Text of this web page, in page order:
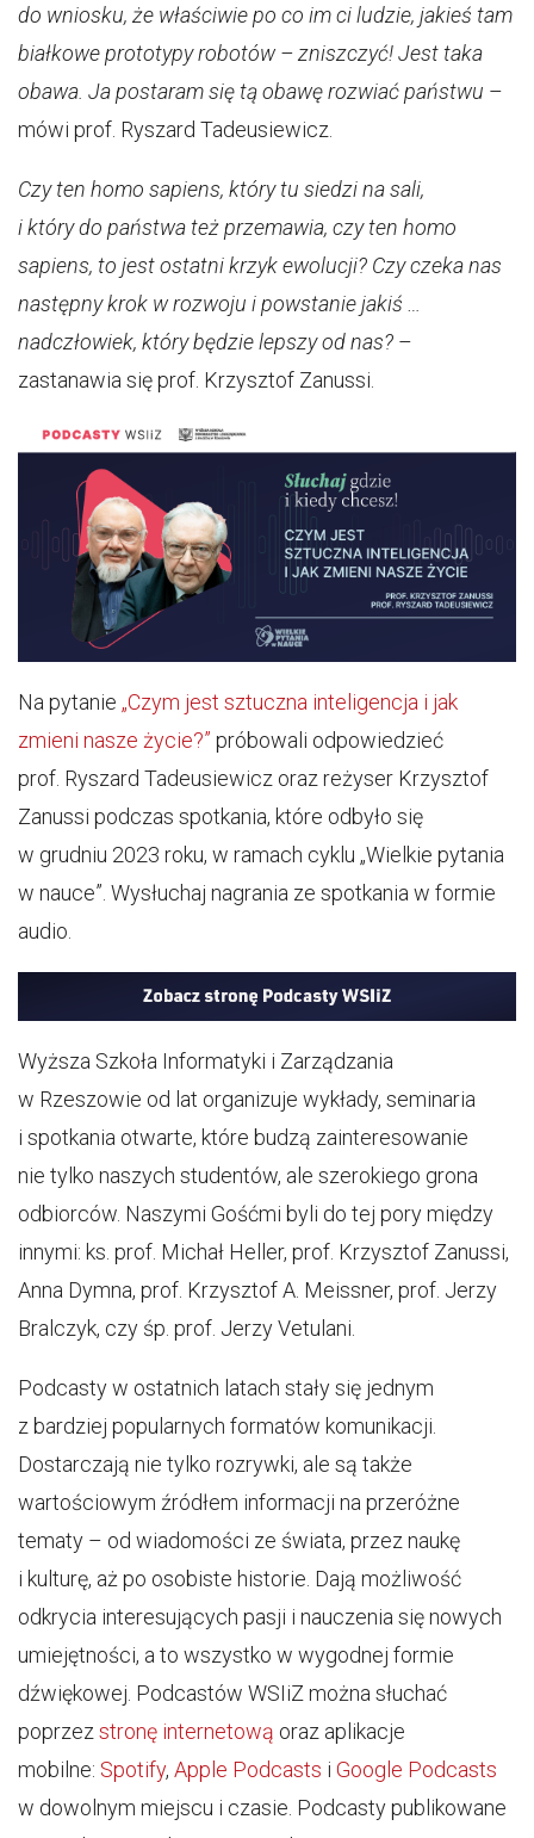
do wniosku, że właściwie po co im ci ludzie, jakieś tam
białkowe prototypy robotów – zniszczyć! Jest taka
obawa. Ja postaram się tą obawę rozwiać państwu –
mówi prof. Ryszard Tadeusiewicz.
Czy ten homo sapiens, który tu siedzi na sali,
i który do państwa też przemawia, czy ten homo
sapiens, to jest ostatni krzyk ewolucji? Czy czeka nas
następny krok w rozwoju i powstanie jakiś …
nadczłowiek, który będzie lepszy od nas? –
zastanawia się prof. Krzysztof Zanussi.
Na pytanie „Czym jest sztuczna inteligencja i jak
zmieni nasze życie?” próbowali odpowiedzieć
prof. Ryszard Tadeusiewicz oraz reżyser Krzysztof
Zanussi podczas spotkania, które odbyło się
w grudniu 2023 roku, w ramach cyklu „Wielkie pytania
w nauce”. Wysłuchaj nagrania ze spotkania w formie
audio.
Wyższa Szkoła Informatyki i Zarządzania
w Rzeszowie od lat organizuje wykłady, seminaria
i spotkania otwarte, które budzą zainteresowanie
nie tylko naszych studentów, ale szerokiego grona
odbiorców. Naszymi Gośćmi byli do tej pory między
innymi: ks. prof. Michał Heller, prof. Krzysztof Zanussi,
Anna Dymna, prof. Krzysztof A. Meissner, prof. Jerzy
Bralczyk, czy śp. prof. Jerzy Vetulani.
Podcasty w ostatnich latach stały się jednym
z bardziej popularnych formatów komunikacji.
Dostarczają nie tylko rozrywki, ale są także
wartościowym źródłem informacji na przeróżne
tematy – od wiadomości ze świata, przez naukę
i kulturę, aż po osobiste historie. Dają możliwość
odkrycia interesujących pasji i nauczenia się nowych
umiejętności, a to wszystko w wygodnej formie
dźwiękowej. Podcastów WSIiZ można słuchać
poprzezstronę internetową oraz aplikacje
mobilne: Spotify, Apple Podcasts i Google Podcasts
w dowolnym miejscu i czasie. Podcasty publikowane